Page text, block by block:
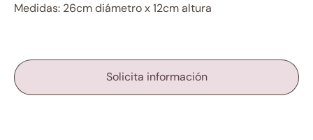
Medidas: 26cm diámetro x 12cm altura
Solicita información